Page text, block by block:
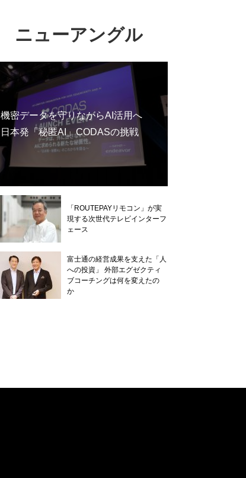
ニューアングル
機密データを守りながらAI活用へ
日本発「秘匿AI」CODASの挑戦
「ROUTEPAYリモコン」が実
現する次世代テレビインターフ
ェース
富士通の経営成果を支えた「人
への投資」 外部エグゼクティ
ブコーチングは何を変えたの
か